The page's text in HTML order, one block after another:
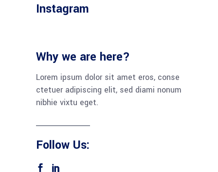
Instagram
Why we are here?
Lorem ipsum dolor sit amet eros, conse
ctetuer adipiscing elit, sed diami nonum
nibhie vixtu eget.
Follow Us: